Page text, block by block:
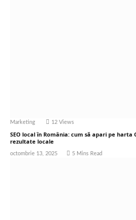
Marketing 12 Views
SEO local în România: cum să apari pe harta
rezultate locale
octombrie 13, 2025 5 Mins Read